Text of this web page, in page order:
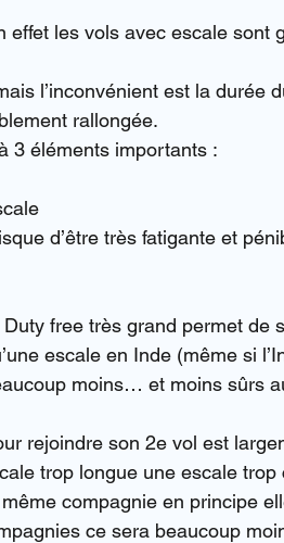
effet les vols avec escale sont
l’inconvénient est la durée
rallongée.
3 éléments importants :
d’être très fatigante et
free très grand permet de
escale en Inde (même si
moins… et moins sûrs
rejoindre son 2e vol est
trop longue une escale
compagnie en principe
ce sera beaucoup